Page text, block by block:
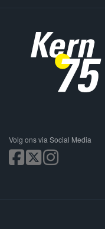
Volg ons via Social Media